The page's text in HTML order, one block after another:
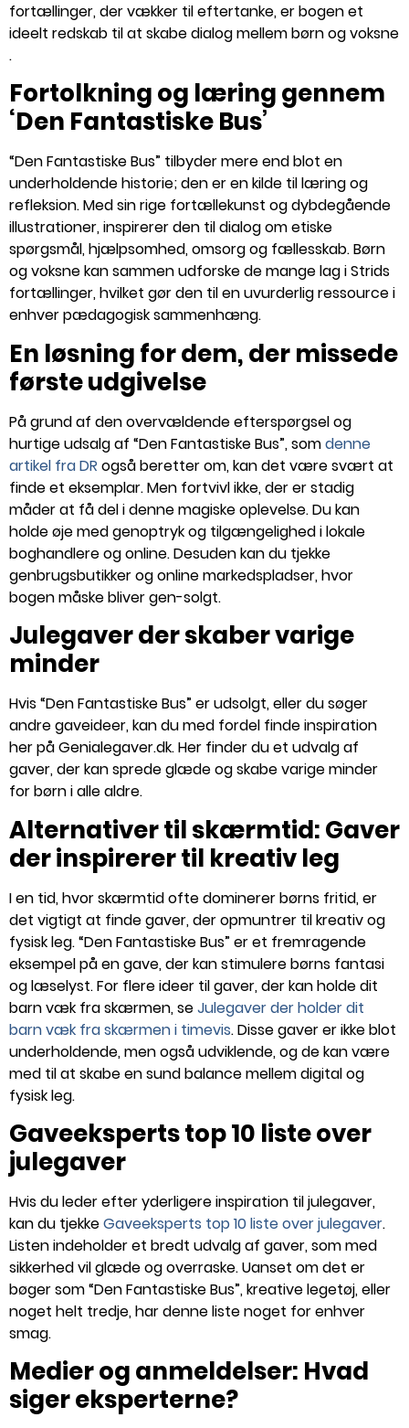
fortællinger, der vækker til eftertanke, er bogen et
ideelt redskab til at skabe dialog mellem børn og voksne​​
.
Fortolkning og læring gennem
‘Den Fantastiske Bus’
“Den Fantastiske Bus” tilbyder mere end blot en
underholdende historie; den er en kilde til læring og
refleksion. Med sin rige fortællekunst og dybdegående
illustrationer, inspirerer den til dialog om etiske
spørgsmål, hjælpsomhed, omsorg og fællesskab​​. Børn
og voksne kan sammen udforske de mange lag i Strids
fortællinger, hvilket gør den til en uvurderlig ressource i
enhver pædagogisk sammenhæng.
En løsning for dem, der missede
første udgivelse
På grund af den overvældende efterspørgsel og
hurtige udsalg af “Den Fantastiske Bus”, somdenne
artikel fra DR også beretter om, kan det være svært at
finde et eksemplar. Men fortvivl ikke, der er stadig
måder at få del i denne magiske oplevelse. Du kan
holde øje med genoptryk og tilgængelighed i lokale
boghandlere og online. Desuden kan du tjekke
genbrugsbutikker og online markedspladser, hvor
bogen måske bliver gen-solgt.
Julegaver der skaber varige
minder
Hvis “Den Fantastiske Bus” er udsolgt, eller du søger
andre gaveideer, kan du med fordel finde inspiration
her på Genialegaver.dk. Her finder du et udvalg af
gaver, der kan sprede glæde og skabe varige minder
for børn i alle aldre.
Alternativer til skærmtid: Gaver
der inspirerer til kreativ leg
I en tid, hvor skærmtid ofte dominerer børns fritid, er
det vigtigt at finde gaver, der opmuntrer til kreativ og
fysisk leg. “Den Fantastiske Bus” er et fremragende
eksempel på en gave, der kan stimulere børns fantasi
og læselyst. For flere ideer til gaver, der kan holde dit
barn væk fra skærmen, seJulegaver der holder dit
barn væk fra skærmen i timevis. Disse gaver er ikke blot
underholdende, men også udviklende, og de kan være
med til at skabe en sund balance mellem digital og
fysisk leg.
Gaveeksperts top 10 liste over
julegaver
Hvis du leder efter yderligere inspiration til julegaver,
kan du tjekkeGaveeksperts top 10 liste over julegaver.
Listen indeholder et bredt udvalg af gaver, som med
sikkerhed vil glæde og overraske. Uanset om det er
bøger som “Den Fantastiske Bus”, kreative legetøj, eller
noget helt tredje, har denne liste noget for enhver
smag.
Medier og anmeldelser: Hvad
siger eksperterne?